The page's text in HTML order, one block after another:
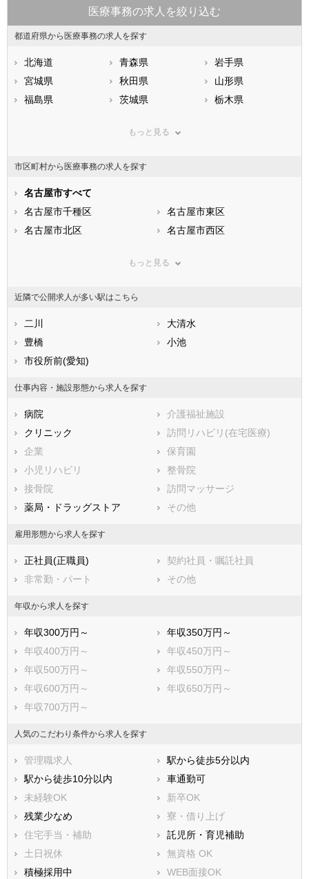
医療事務の求人を絞り込む
都道府県から医療事務の求人を探す
北海道 青森県
岩手県
宮城県
秋田県
山形県
福島県
茨城県
栃木県
神奈川県
石川県
福井県
静岡県
滋賀県
大阪府
兵庫県
和歌山県
山口県
福岡県
佐賀県
熊本県
鹿児島県
もっと見る
市区町村から医療事務の求人を探す
名古屋市すべて
名古屋市千種区
名古屋市東区
名古屋市北区
名古屋市西区
名古屋市瑞穂区
名古屋市港区
名古屋市守山区
名古屋市緑区
名古屋市名東区
名古屋市天白区
市部
半田市
春日井市
豊川市
津島市
碧南市
刈谷市
豊田市
安城市
西尾市
蒲郡市
犬山市
常滑市
江南市
東海市
大府市
知多市
知立市
尾張旭市
日進市
田原市
愛西市
清須市
北名古屋市
弥富市
みよし市
あま市
長久手市
西春日井郡豊山町
丹羽郡扶桑町
海部郡大治町
海部郡蟹江町
海部郡飛島村
知多郡東浦町
知多郡南知多町
知多郡美浜町
知多郡武豊町
額田郡幸田町
北設楽郡設楽町
北設楽郡豊根村
もっと見る
近隣で公開求人が多い駅はこちら
二川
大清水
豊橋
小池
市役所前(愛知)
仕事内容・施設形態から求人を探す
病院
介護福祉施設
クリニック
訪問リハビリ(在宅医療)
企業
保育園
小児リハビリ
整骨院
接骨院
訪問マッサージ
薬局・ドラッグストア
その他
雇用形態から求人を探す
正社員(正職員)
契約社員・嘱託社員
非常勤・パート
その他
年収から求人を探す
年収300万円～
年収350万円～
年収400万円～
年収450万円～
年収500万円～
年収550万円～
年収600万円～
年収650万円～
年収700万円～
人気のこだわり条件から求人を探す
管理職求人
駅から徒歩5分以内
駅から徒歩10分以内
車通勤可
未経験OK
新卒OK
残業少なめ
寮・借り上げ
住宅手当・補助
託児所・育児補助
土日祝休
無資格 OK
積極採用中
WEB面接OK